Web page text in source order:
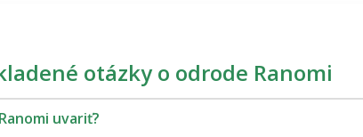
otázky o odrode Ranomi
uvariť?